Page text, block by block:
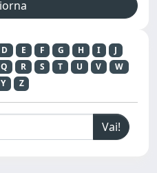
D E F G H I
J
Q R S T U V
W
Y Z